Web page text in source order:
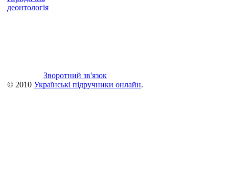
деонтологія
Зворотний зв'язок
© 2010 Українські підручники онлайн.